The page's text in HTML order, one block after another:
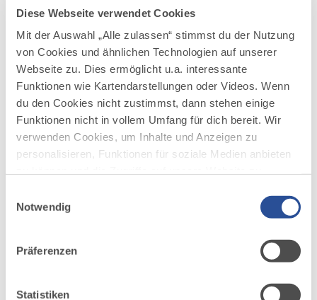
Diese Webseite verwendet Cookies
Mit der Auswahl „Alle zulassen“ stimmst du der Nutzung
von Cookies und ähnlichen Technologien auf unserer
Webseite zu. Dies ermöglicht u.a. interessante
Funktionen wie Kartendarstellungen oder Videos. Wenn
du den Cookies nicht zustimmst, dann stehen einige
Funktionen nicht in vollem Umfang für dich bereit. Wir
verwenden Cookies, um Inhalte und Anzeigen zu
personalisieren, Funktionen für soziale Medien anbieten
deiner Verwendung unserer Website an unsere Partner
möglicherweise mit weiteren Daten zusammen, die du
Nutzung der Dienste gesammelt haben.
Notwendig
Präferenzen
Statistiken
Etappe 24
Die Himmelsstürmer Route besteht aus 24 Etappen
(ohne Zuwegungen gerechnet) und ist insgesamt 358
km lang.
DISTANZ
387,1 km
DAUER
139:45 h
AUFSTIEG
18.786 m
SCHWIERIGKEIT
schwer
Etappe 22
mehr